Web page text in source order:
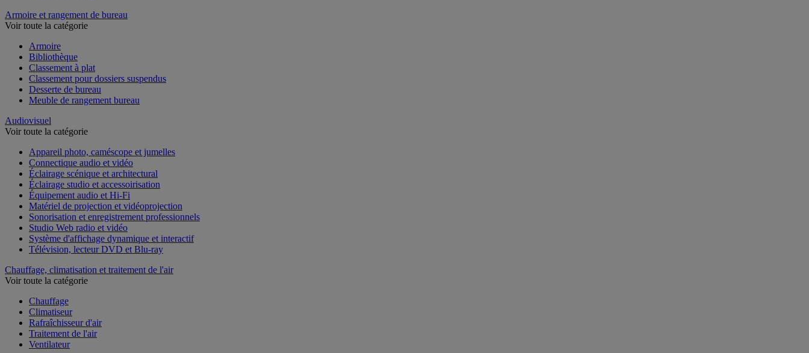
Armoire et rangement de bureau
Voir toute la catégorie
Armoire
Bibliothèque
Classement à plat
Classement pour dossiers suspendus
Desserte de bureau
Meuble de rangement bureau
Audiovisuel
Voir toute la catégorie
Appareil photo, caméscope et jumelles
Connectique audio et vidéo
Éclairage scénique et architectural
Éclairage studio et accessoirisation
Équipement audio et Hi-Fi
Matériel de projection et vidéoprojection
Sonorisation et enregistrement professionnels
Studio Web radio et vidéo
Système d'affichage dynamique et interactif
Télévision, lecteur DVD et Blu-ray
Chauffage, climatisation et traitement de l'air
Voir toute la catégorie
Chauffage
Climatiseur
Rafraîchisseur d'air
Traitement de l'air
Ventilateur